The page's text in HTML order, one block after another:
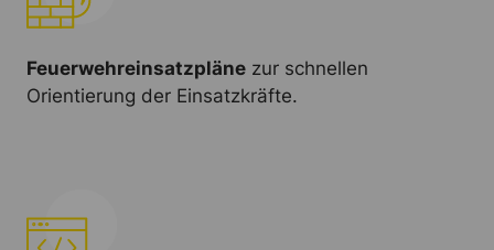
Feuerwehreinsatzpläne zur schnellen
Orientierung der Einsatzkräfte.